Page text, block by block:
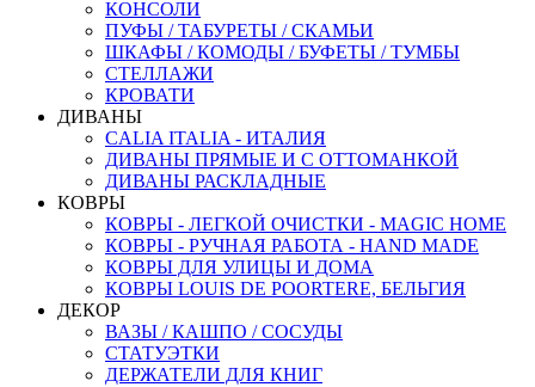
КОНСОЛИ
ПУФЫ / ТАБУРЕТЫ / СКАМЬИ
ШКАФЫ / КОМОДЫ / БУФЕТЫ / ТУМБЫ
СТЕЛЛАЖИ
КРОВАТИ
ДИВАНЫ
CALIA ITALIA - ИТАЛИЯ
ДИВАНЫ ПРЯМЫЕ И С ОТТОМАНКОЙ
ДИВАНЫ РАСКЛАДНЫЕ
КОВРЫ
КОВРЫ - ЛЕГКОЙ ОЧИСТКИ - MAGIC HOME
КОВРЫ - РУЧНАЯ РАБОТА - HAND MADE
КОВРЫ ДЛЯ УЛИЦЫ И ДОМА
КОВРЫ LOUIS DE POORTERE, БЕЛЬГИЯ
ДЕКОР
ВАЗЫ / КАШПО / СОСУДЫ
СТАТУЭТКИ
ДЕРЖАТЕЛИ ДЛЯ КНИГ